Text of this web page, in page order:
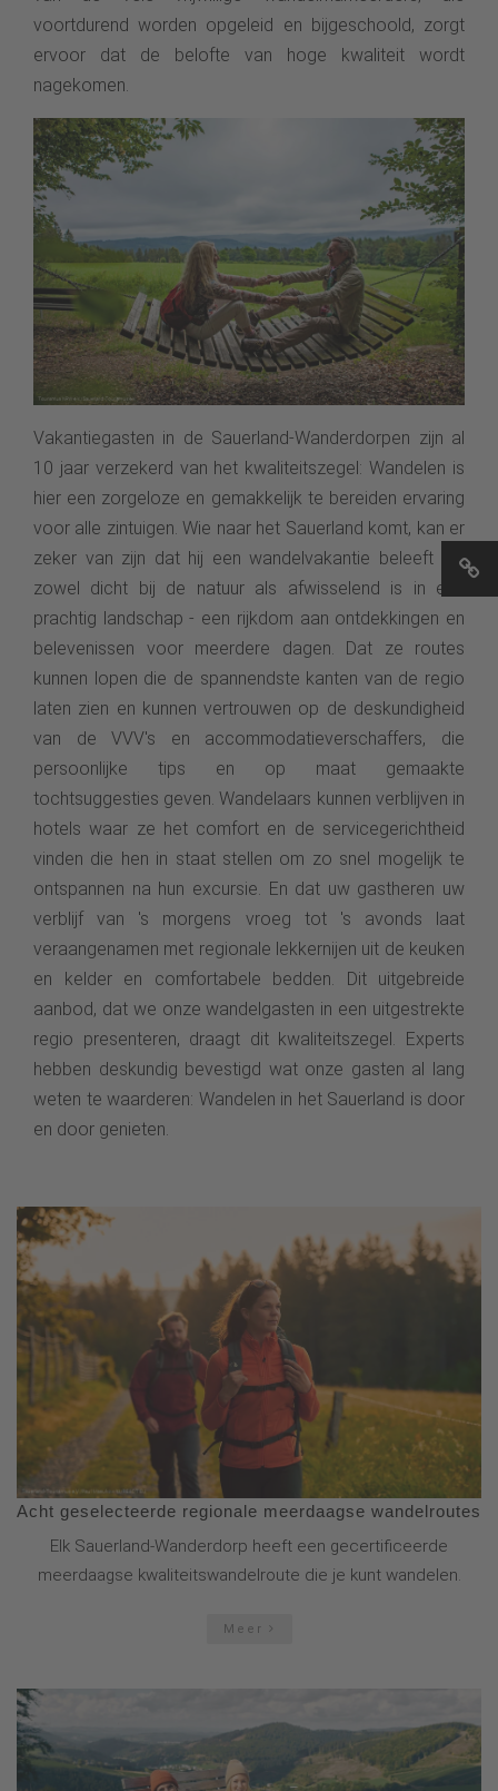
voortdurend worden opgeleid en bijgeschoold, zorgt
ervoor dat de belofte van hoge kwaliteit wordt
nagekomen.
Vakantiegasten in de Sauerland-Wanderdorpen zijn al
10 jaar verzekerd van het kwaliteitszegel: Wandelen is
hier een zorgeloze en gemakkelijk te bereiden ervaring
voor alle zintuigen. Wie naar het Sauerland komt, kan er
zeker van zijn dat hij een wandelvakantie beleeft die
zowel dicht bij de natuur als afwisselend is in een
prachtig landschap - een rijkdom aan ontdekkingen en
belevenissen voor meerdere dagen. Dat ze routes
kunnen lopen die de spannendste kanten van de regio
laten zien en kunnen vertrouwen op de deskundigheid
van de VVV's en accommodatieverschaffers, die
persoonlijke tips en op maat gemaakte
tochtsuggesties geven. Wandelaars kunnen verblijven in
hotels waar ze het comfort en de servicegerichtheid
vinden die hen in staat stellen om zo snel mogelijk te
ontspannen na hun excursie. En dat uw gastheren uw
verblijf van 's morgens vroeg tot 's avonds laat
veraangenamen met regionale lekkernijen uit de keuken
en kelder en comfortabele bedden. Dit uitgebreide
aanbod, dat we onze wandelgasten in een uitgestrekte
regio presenteren, draagt dit kwaliteitszegel. Experts
hebben deskundig bevestigd wat onze gasten al lang
weten te waarderen: Wandelen in het Sauerland is door
en door genieten.
Acht geselecteerde regionale meerdaagse wandelroutes
Elk Sauerland-Wanderdorp heeft een gecertificeerde
meerdaagse kwaliteitswandelroute die je kunt wandelen.
Meer